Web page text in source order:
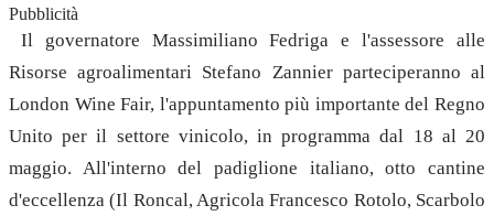
Pubblicità
Il governatore Massimiliano Fedriga e l'assessore alle
Risorse agroalimentari Stefano Zannier parteciperanno al
London Wine Fair, l'appuntamento più importante del Regno
Unito per il settore vinicolo, in programma dal 18 al 20
maggio. All'interno del padiglione italiano, otto cantine
d'eccellenza (Il Roncal, Agricola Francesco Rotolo, Scarbolo